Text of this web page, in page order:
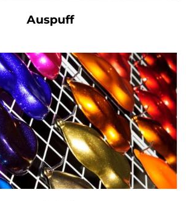
Auspuff